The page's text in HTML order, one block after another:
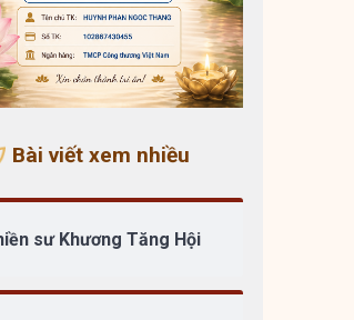
Bài viết xem nhiều
sư Khương Tăng Hội